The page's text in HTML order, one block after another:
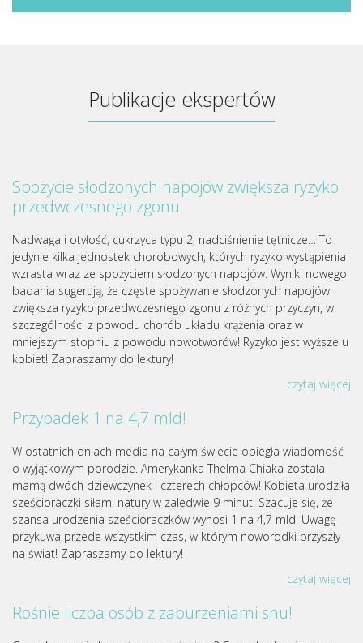
Publikacje ekspertów
Spożycie słodzonych napojów zwiększa ryzyko
przedwczesnego zgonu
Nadwaga i otyłość, cukrzyca typu 2, nadciśnienie tętnicze… To
jedynie kilka jednostek chorobowych, których ryzyko wystąpienia
wzrasta wraz ze spożyciem słodzonych napojów. Wyniki nowego
badania sugerują, że częste spożywanie słodzonych napojów
zwiększa ryzyko przedwczesnego zgonu z różnych przyczyn, w
szczególności z powodu chorób układu krążenia oraz w
mniejszym stopniu z powodu nowotworów! Ryzyko jest wyższe u
kobiet! Zapraszamy do lektury!
czytaj więcej
Przypadek 1 na 4,7 mld!
W ostatnich dniach media na całym świecie obiegła wiadomość
o wyjątkowym porodzie. Amerykanka Thelma Chiaka została
mamą dwóch dziewczynek i czterech chłopców! Kobieta urodziła
sześcioraczki siłami natury w zaledwie 9 minut! Szacuje się, że
szansa urodzenia sześcioraczków wynosi 1 na 4,7 mld! Uwagę
przykuwa przede wszystkim czas, w którym noworodki przyszły
na świat! Zapraszamy do lektury!
czytaj więcej
Rośnie liczba osób z zaburzeniami snu!